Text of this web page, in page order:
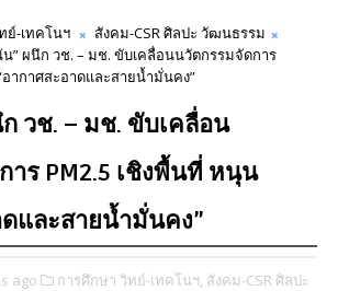
ย์-เทคโนฯ
สังคม-CSR ศิลปะ วัฒนธรรม​
” ผนึก วช. – มช. ขับเคลื่อนนวัตกรรมจัดการ
ากาศสะอาดและสายน้ำมั่นคง”
วช. – มช. ขับเคลื่อน
าร PM2.5 เชิงพื้นที่ หนุน
และสายน้ำมั่นคง”
ago การศึกษา วิทย์-เทคโนฯ, สังคม-CSR ศิลปะ